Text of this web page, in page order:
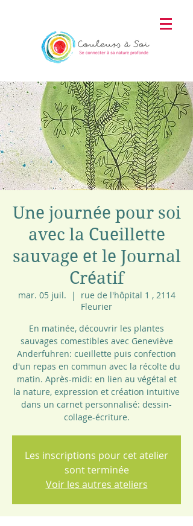
Une journée pour soi
avec la Cueillette
sauvage et le Journal
Créatif
mar. 05 juil.
  |
rue de l'hôpital 1 , 2114
Fleurier
En matinée, découvrir les plantes
sauvages comestibles avec Geneviève
Anderfuhren: cueillette puis confection
d'un repas en commun avec la récolte du
matin. Après-midi: en lien au végétal et
la nature, expression et création intuitive
dans un carnet personnalisé: dessin-
collage-écriture.
Les inscriptions pour cet atelier
sont terminée
Voir les autres ateliers